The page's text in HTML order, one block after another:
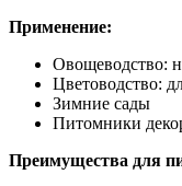
Применение:
Овощеводство:
Цветоводство:
Зимние сады
Питомники
Преимущества для